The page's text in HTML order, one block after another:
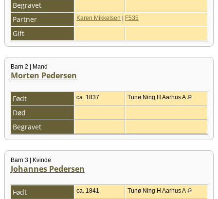
Begravet
Partner
Karen Mikkelsen F535
Gift
Barn 2 | Mand
Morten Pedersen
Født ca. 1837 Tunø Ning H Aarhus A
Død
Begravet
Barn 3 | Kvinde
Johannes Pedersen
Født ca. 1841 Tunø Ning H Aarhus A